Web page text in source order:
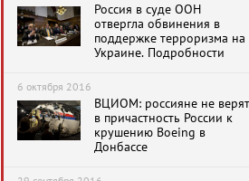
Россия в суде ООН
отвергла обвинения в
поддержке терроризма на
Украине. Подробности
6 октября 2016
ВЦИОМ: россияне не верят
в причастность России к
крушению Boeing в
Донбассе